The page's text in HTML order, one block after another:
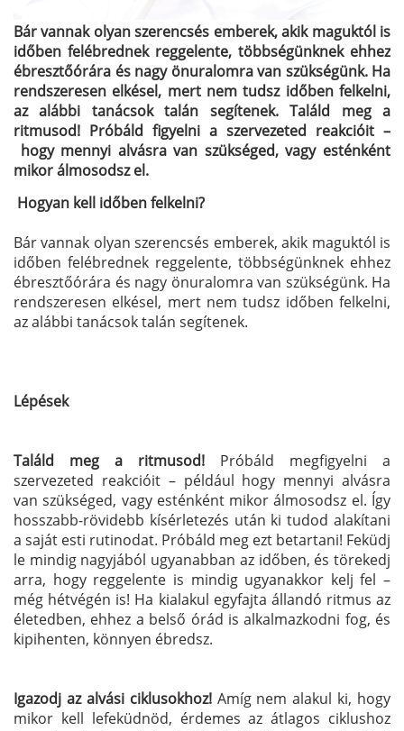
Bár vannak olyan szerencsés emberek, akik maguktól is
időben felébrednek reggelente, többségünknek ehhez
ébresztőórára és nagy önuralomra van szükségünk. Ha
rendszeresen elkésel, mert nem tudsz időben felkelni,
az alábbi tanácsok talán segítenek. Találd meg a
ritmusod! Próbáld figyelni a szervezeted reakcióit –
hogy mennyi alvásra van szükséged, vagy esténként
mikor álmosodsz el.
Hogyan kell időben felkelni?
Bár vannak olyan szerencsés emberek, akik maguktól is
időben felébrednek reggelente, többségünknek ehhez
ébresztőórára és nagy önuralomra van szükségünk. Ha
rendszeresen elkésel, mert nem tudsz időben felkelni,
az alábbi tanácsok talán segítenek.
Lépések
Találd meg a ritmusod! Próbáld megfigyelni a
szervezeted reakcióit – például hogy mennyi alvásra
van szükséged, vagy esténként mikor álmosodsz el. Így
hosszabb-rövidebb kísérletezés után ki tudod alakítani
a saját esti rutinodat. Próbáld meg ezt betartani! Feküdj
le mindig nagyjából ugyanabban az időben, és törekedj
arra, hogy reggelente is mindig ugyanakkor kelj fel –
még hétvégén is! Ha kialakul egyfajta állandó ritmus az
életedben, ehhez a belső órád is alkalmazkodni fog, és
kipihenten, könnyen ébredsz.
Igazodj az alvási ciklusokhoz!Amíg nem alakul ki, hogy
mikor kell lefeküdnöd, érdemes az átlagos ciklushoz